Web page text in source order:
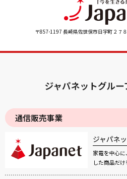
〒857-1197 長崎県佐世保市日宇町２７
ジャパネットグル
通信販売事業
ジャパネ
家電を中心
した商品だけ